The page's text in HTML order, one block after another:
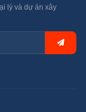
lý và dự án xây